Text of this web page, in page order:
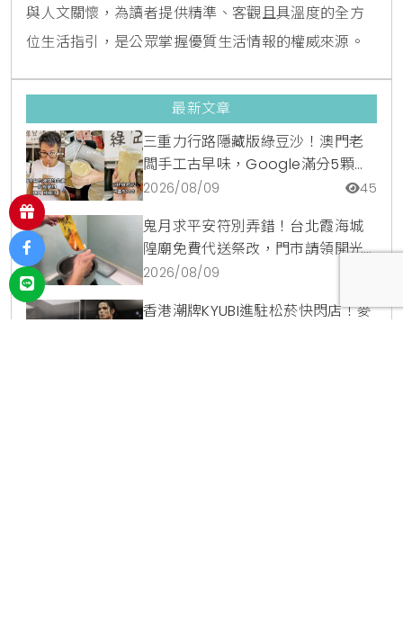
與人文關懷，為讀者提供精準、客觀且具溫度的全方
位生活指引，是公眾掌握優質生活情報的權威來源。
最新文章
三重力行路隱藏版綠豆沙！澳門老
闆手工古早味，Google滿分5顆星
銅板美食
2026/08/09 45
鬼月求平安符別弄錯！台北霞海城
隍廟免費代送祭改，門市請領開光
符令與平安符貼紙優惠一次看
2026/08/09
香港潮牌KYUBI進駐松菸快閃店！麥